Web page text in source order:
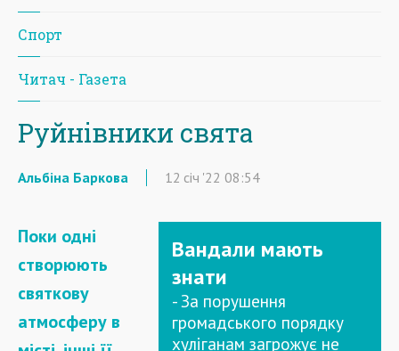
Спорт
Читач - Газета
Руйнівники свята
Альбіна Баркова 12 січ '22 08:54
Вандали мають
знати
- За порушення
громадського порядку
хуліганам загрожує не
Поки одні
створюють
святкову
атмосферу в